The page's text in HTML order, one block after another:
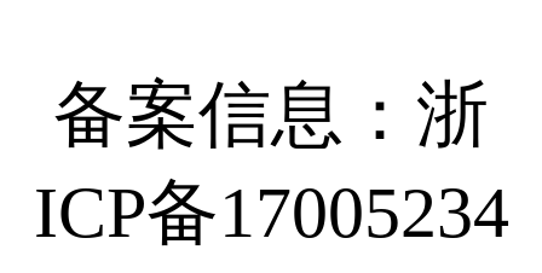
备案信息：浙
ICP备17005234